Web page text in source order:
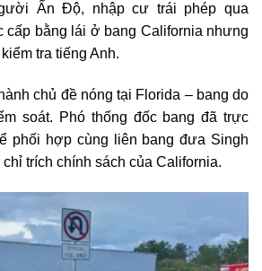
Ấn Độ, nhập cư trái phép qua
cấp bằng lái ở bang California nhưng
tra tiếng Anh.
chủ đề nóng tại Florida – bang do
soát. Phó thống đốc bang đã trực
phối hợp cùng liên bang đưa Singh
trích chính sách của California.